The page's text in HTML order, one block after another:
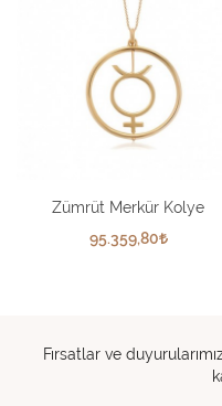
Zümrüt Merkür Kolye
95.359,80
Fırsatlar ve